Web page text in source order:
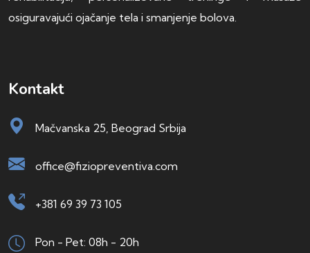
osiguravajući ojačanje tela i smanjenje bolova.
Kontakt
Mačvanska 25, Beograd Srbija
office@fiziopreventiva.com
+381 69 39 73 105
Pon - Pet: 08h - 20h